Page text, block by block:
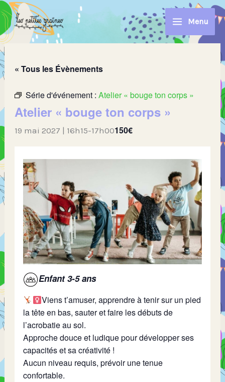
Aller
au
contenu
Menu
« Tous les Évènements
Série d'événement :Atelier « bouge ton corps »
Atelier « bouge ton corps »
19 mai 2027 | 16h15-17h00150€
Enfant 3-5 ans
Viens t’amuser, apprendre à tenir sur un pied
la tête en bas, sauter et faire les débuts de
l’acrobatie au sol.
Approche douce et ludique pour développer ses
capacités et sa créativité !
Aucun niveau requis, prévoir une tenue
confortable.